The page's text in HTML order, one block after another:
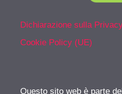
Dichiarazione sulla
Cookie Policy (UE)
Questo sito web è parte